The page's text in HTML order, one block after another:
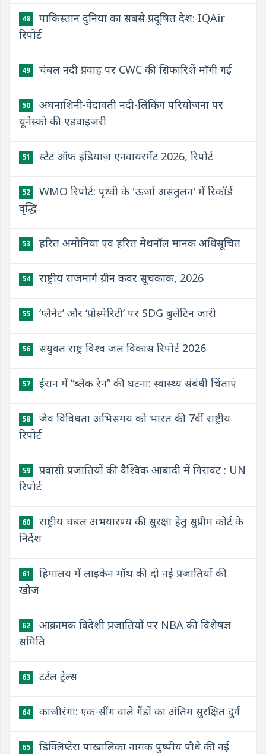
48
पाकिस्तान दुनिया का सबसे प्रदूषित देश: IQAir
रिपोर्ट
49 चंबल नदी प्रवाह पर CWC की सिफारिशें माँगी गईं
50
अघनाशिनी-वेदावती नदी-लिंकिंग परियोजना पर
यूनेस्को की एडवाइजरी
51 स्टेट ऑफ इंडियाज़ एनवायरमेंट 2026, रिपोर्ट
52
WMO रिपोर्ट: पृथ्वी के 'ऊर्जा असंतुलन' में रिकॉर्ड
वृद्धि
53 हरित अमोनिया एवं हरित मेथनॉल मानक अधिसूचित
54 राष्ट्रीय राजमार्ग ग्रीन कवर सूचकांक, 2026
55 ‘प्लैनेट’ और ‘प्रोस्पेरिटी’ पर SDG बुलेटिन जारी
56 संयुक्त राष्ट्र विश्व जल विकास रिपोर्ट 2026
57 ईरान में “ब्लैक रेन” की घटना: स्वास्थ्य संबंधी चिंताएं
58
जैव विविधता अभिसमय को भारत की 7वीं राष्ट्रीय
रिपोर्ट
59
प्रवासी प्रजातियों की वैश्विक आबादी में गिरावट : UN
रिपोर्ट
60
राष्ट्रीय चंबल अभयारण्य की सुरक्षा हेतु सुप्रीम कोर्ट के
निर्देश
61
हिमालय में लाइकेन मॉथ की दो नई प्रजातियों की
खोज
62
आक्रामक विदेशी प्रजातियों पर NBA की विशेषज्ञ
समिति
63 टर्टल ट्रेल्स
64 काजीरंगा: एक-सींग वाले गैंडों का अंतिम सुरक्षित दुर्ग
65
डिक्लिप्टेरा पाखालिका नामक पुष्पीय पौधे की नई